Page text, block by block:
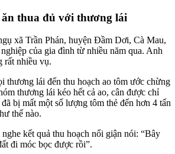
thua đủ với thương lái
xã Trần Phán, huyện Đầm Dơi, Cà Mau,
của gia đình từ nhiều năm qua. Anh
rất nhiều vụ.
thương lái đến thu hoạch ao tôm ước chừng
thương lái kéo hết cả ao, cân được chỉ
bị mất một số lượng tôm thẻ đến hơn 4 tấn
thế nào.
kết quả thu hoạch nổi giận nói: “Bây
đi móc bọc được rồi”.